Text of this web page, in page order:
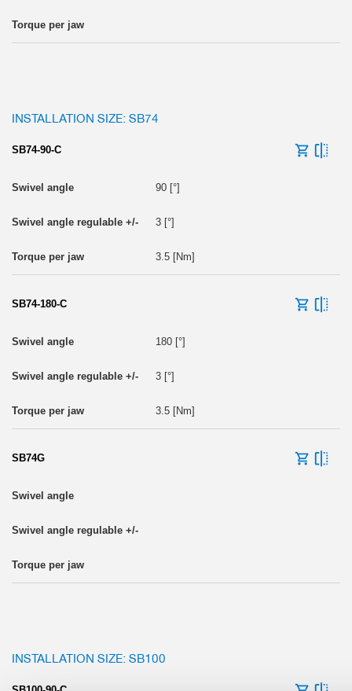
INSTALLATION SIZE: SB74
SB74-90-C
90 [°]
3 [°]
3.5 [Nm]
SB74-180-C
180 [°]
3 [°]
3.5 [Nm]
SB74G
INSTALLATION SIZE: SB100